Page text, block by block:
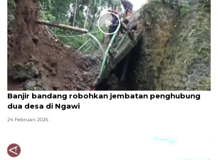
Banjir bandang robohkan jembatan penghubung
dua desa di Ngawi
24 Februari 2026